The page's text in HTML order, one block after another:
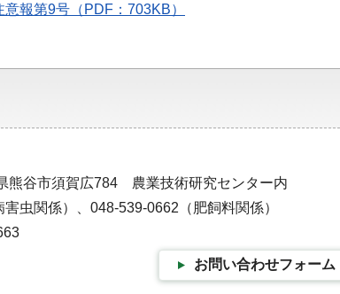
報第9号（PDF：703KB）
熊谷市須賀広784 農業技術研究センター内
虫関係）、048-539-0662（肥飼料関係）
お問い合わせフォーム